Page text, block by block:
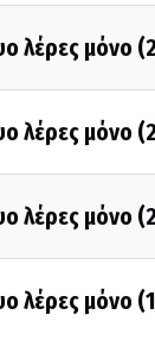
λέρες μόνο
λέρες μόνο
λέρες μόνο
λέρες μόνο